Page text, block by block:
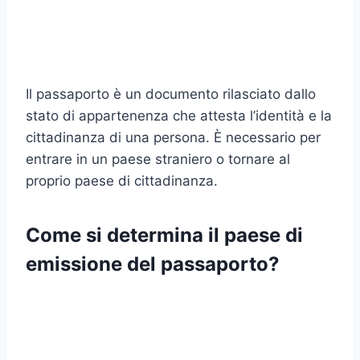
Il passaporto è un documento rilasciato dallo
stato di appartenenza che attesta l’identità e la
cittadinanza di una persona. È necessario per
entrare in un paese straniero o tornare al
proprio paese di cittadinanza.
Come si determina il paese di
emissione del passaporto?